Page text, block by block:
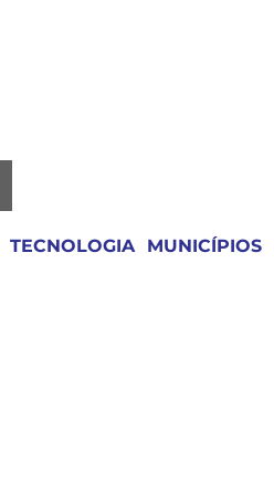
TECNOLOGIA MUNICÍPIOS